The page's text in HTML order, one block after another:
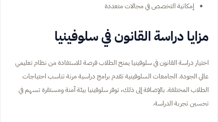
إمكانية التخصص في مجالات متعددة
مزايا دراسة القانون في سلوفينيا
اختيار دراسة القانون في سلوفينيا يمنح الطلاب فرصة للاستفادة من نظام تعليمي
عالي الجودة. الجامعات السلوفينية تقدم برامج دراسية مرنة تناسب احتياجات
الطلاب المختلفة. بالإضافة إلى ذلك، توفر سلوفينيا بيئة آمنة ومستقرة تسهم في
تحسين تجربة الدراسة.